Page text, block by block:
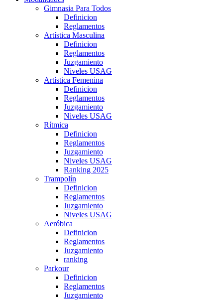
Gimnasia Para Todos
Definicion
Reglamentos
Artística Masculina
Definicion
Reglamentos
Juzgamiento
Niveles USAG
Artística Femenina
Definicion
Reglamentos
Juzgamiento
Niveles USAG
Rítmica
Definicion
Reglamentos
Juzgamiento
Niveles USAG
Ranking 2025
Trampolín
Definicion
Reglamentos
Juzgamiento
Niveles USAG
Aeróbica
Definicion
Reglamentos
Juzgamiento
ranking
Parkour
Definicion
Reglamentos
Juzgamiento